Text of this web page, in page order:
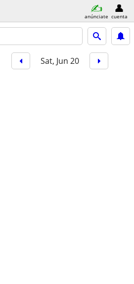
anúnciate cuenta
Sat, Jun 20